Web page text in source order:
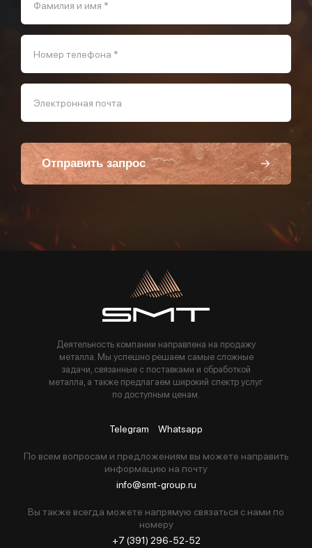
Фамилия и имя *
Номер телефона *
Электронная почта
Отправить запрос
Пользуясь данной формой вы соглашаетесь с политикой компании
Деятельность компании направлена на продажу
металла. Мы успешно решаем самые сложные
задачи, связанные с поставками и обработкой
металла, а также предлагаем широкий спектр услуг
по доступным ценам.
Telegram Whatsapp
По всем вопросам и предложениям вы можете направить
информацию на почту
info@smt-group.ru
Вы также всегда можете напрямую связаться с нами по
номеру
+7 (391) 296-52-52